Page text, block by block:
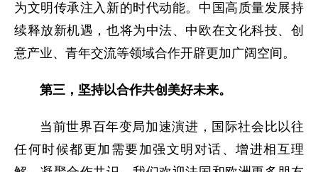
为文明传承注入新的时代动能。中国高质量发展持
续释放新机遇，也将为中法、中欧在文化科技、创
意产业、青年交流等领域合作开辟更加广阔空间。
第三，坚持以合作共创美好未来。
当前世界百年变局加速演进，国际社会比以往
任何时候都更加需要加强文明对话、增进相互理